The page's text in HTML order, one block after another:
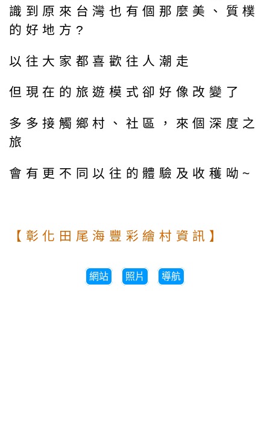
識到原來台灣也有個那麼美、質樸
的好地方?
以往大家都喜歡往人潮走
但現在的旅遊模式卻好像改變了
多多接觸鄉村、社區，來個深度之
旅
會有更不同以往的體驗及收穫呦~
【彰化田尾海豐彩繪村資訊】
網站 照片 導航